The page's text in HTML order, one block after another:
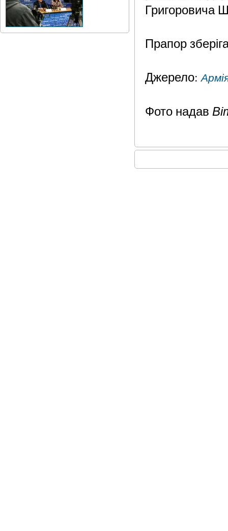
Григоровича
Прапор
Джерело:
Фото надав